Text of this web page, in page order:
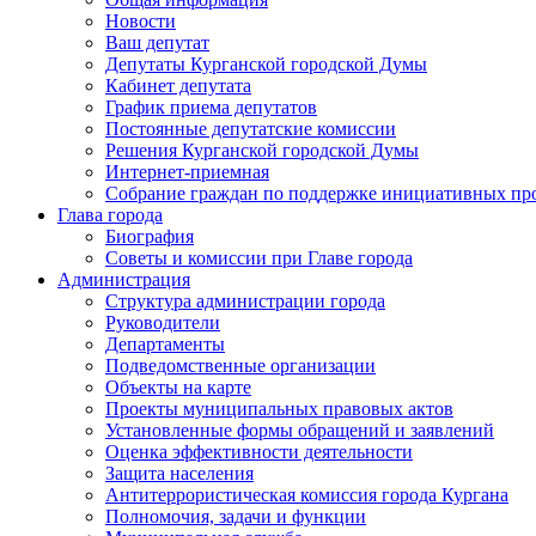
Новости
Ваш депутат
Депутаты Курганской городской Думы
Кабинет депутата
График приема депутатов
Постоянные депутатские комиссии
Решения Курганской городской Думы
Интернет-приемная
Собрание граждан по поддержке инициативных
Глава города
Биография
Советы и комиссии при Главе города
Администрация
Структура администрации города
Руководители
Департаменты
Подведомственные организации
Объекты на карте
Проекты муниципальных правовых актов
Установленные формы обращений и заявлений
Оценка эффективности деятельности
Защита населения
Антитеррористическая комиссия города Кургана
Полномочия, задачи и функции